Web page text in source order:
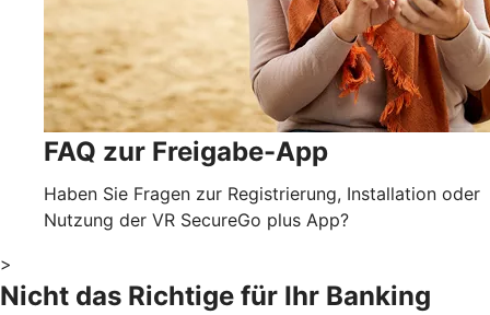
FAQ zur Freigabe-App
Haben Sie Fragen zur Registrierung, Installation oder
Nutzung der VR SecureGo plus App?
>
Nicht das Richtige für Ihr Banking